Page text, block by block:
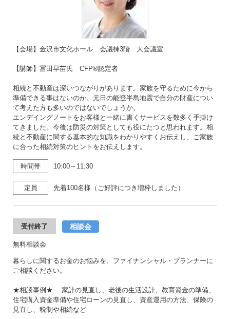
【会場】金沢市文化ホール 会議棟3階 大会議室
【講師】冨田早苗氏 CFP®認定者
相続と不動産は深いつながりがあります。家族を守るために今から
準備できる事はないのか。元日の能登半島地震で自分の財産につい
て考えた方も多いのではないでしょうか。
エンデイングノートをお客様と一緒に書くサービスを数多く手掛け
てきました。今後は防災の対策としても役にたつと思われます。相
続と不動産に関する基本的な知識をわかりやすくお伝えし、ご家族
に合った相続対策のヒントをお伝えします。
時間帯 10:00～11:30
定員 先着100名様（ご好評につき増枠しました）
受付終了 相談会
無料相談会
暮らしに関するお金のお悩みを、ファイナンシャル・プランナーに
ご相談ください。
★相談事例★ 家計の見直し、老後の生活設計、教育資金の準備、
住宅購入資金準備や住宅ローンの見直し、資産運用の方法、保険の
見直し、税制や相続など